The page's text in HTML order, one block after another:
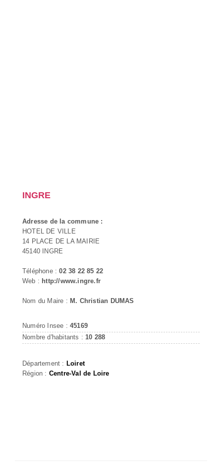
INGRE
Adresse de la commune :
HOTEL DE VILLE
14 PLACE DE LA MAIRIE
45140 INGRE
Téléphone :02 38 22 85 22
Web : http://www.ingre.fr
Nom du Maire : M. Christian DUMAS
Numéro Insee : 45169
Nombre d'habitants : 10 288
Département : Loiret
Région : Centre-Val de Loire